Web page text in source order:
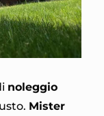
noleggio
Mister